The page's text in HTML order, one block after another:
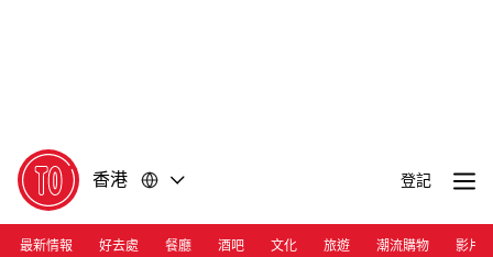
香港 登記
最新情報 好去處 餐廳 酒吧 文化 旅遊 潮流購物 影片